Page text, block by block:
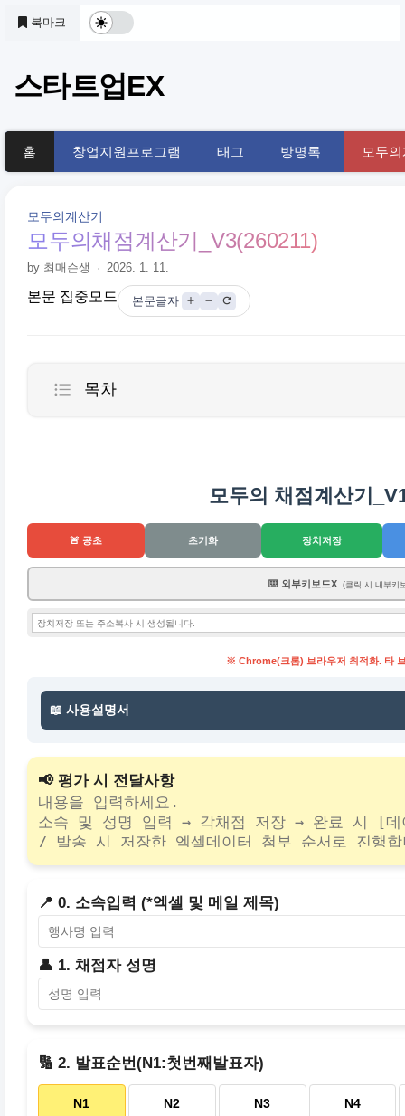
본문 바로가기
북마크 다
및
기
드
전
환
스타트업EX
홈 창업지원프로그램 태그 방명록 모두
모두의계산기
모두의채점계산기_V3(260211)
by 최매슨생 2026. 1. 11.
본문 집중모드 본문글자
목차
모두의 채점계산기
🚨 공초 초기화 장치저장
⌨️ 외부키보드X (클릭 시 내부키
※ Chrome(크롬) 브라우저 최적화. 타
📖 사용설명서
📢 평가 시 전달사항
📍 0. 소속입력 (*엑셀 및 메일 제목)
👤 1. 채점자 성명
🔢 2. 발표순번(N1:첫번째발표자)
N1 N2 N3 N4